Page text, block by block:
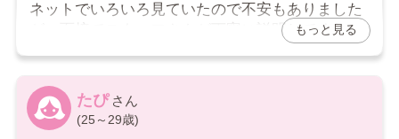
ネットでいろいろ見ていたので不安もありました
が、面接でスタッフさんが丁寧に説明してくれ
未経験だったので最初は緊張しましたが、分から
ないことはその都度聞ける環境だったので少しず
もっと見る
たぴ
(25～29歳)